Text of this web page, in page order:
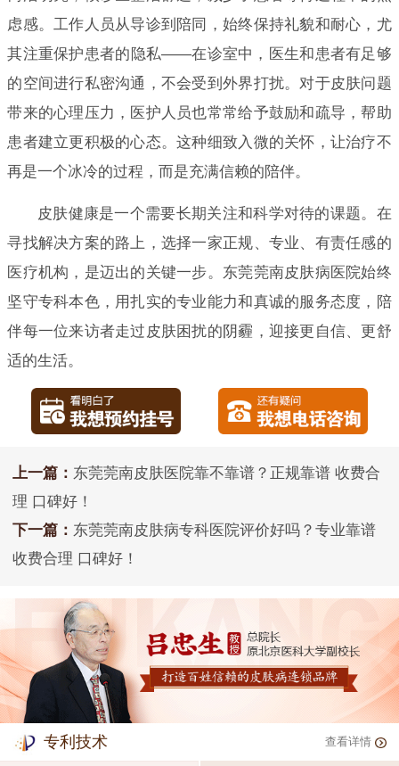
虑感。工作人员从导诊到陪同，始终保持礼貌和耐心，尤
其注重保护患者的隐私——在诊室中，医生和患者有足够
的空间进行私密沟通，不会受到外界打扰。对于皮肤问题
带来的心理压力，医护人员也常常给予鼓励和疏导，帮助
患者建立更积极的心态。这种细致入微的关怀，让治疗不
再是一个冰冷的过程，而是充满信赖的陪伴。
皮肤健康是一个需要长期关注和科学对待的课题。在
寻找解决方案的路上，选择一家正规、专业、有责任感的
医疗机构，是迈出的关键一步。东莞莞南皮肤病医院始终
坚守专科本色，用扎实的专业能力和真诚的服务态度，陪
伴每一位来访者走过皮肤困扰的阴霾，迎接更自信、更舒
适的生活。
上一篇： 东莞莞南皮肤医院靠不靠谱？正规靠谱 收费合
理 口碑好！
下一篇： 东莞莞南皮肤病专科医院评价好吗？专业靠谱
收费合理 口碑好！
专利技术 查看详情